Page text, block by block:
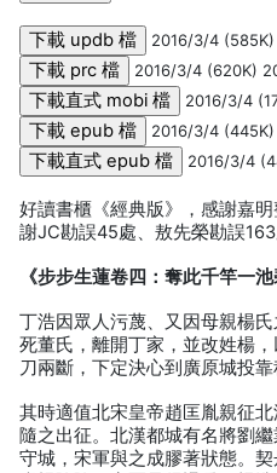
2016/3/4
2016/3/4 (620K)
2016/3/4
2016/3/4
2016/3/4
好讀書櫃《經典版》，感謝嘉
謝JC勘誤45處、敖先榮勘誤163
《步步生蓮卷四：奪此千竿一
丁浩因眾人污蔑、又因母親楊
死董氏，離開丁家，並改姓楊
刀兩斷，下定決心到廣原城投靠
其時適值北宋皇帝趙匡胤親征
隨之出征。北漢都城有名將劉繼
守城，宋軍與之成膠著狀態。契